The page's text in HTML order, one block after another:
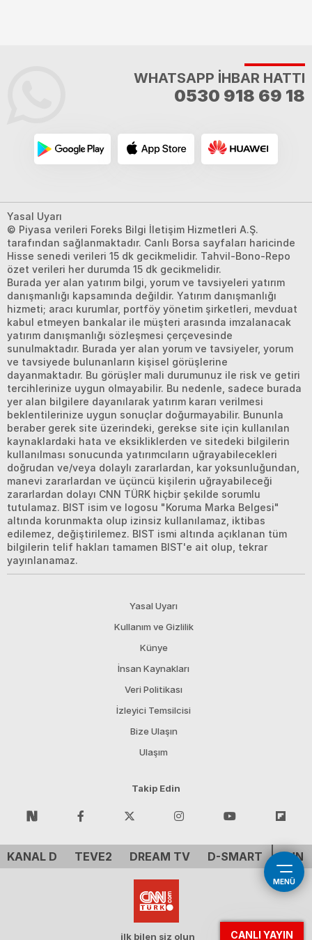
MENÜ
CANLI YAYIN
WHATSAPP İHBAR HATTI
0530 918 69 18
Yasal Uyarı
© Piyasa verileri Foreks Bilgi İletişim Hizmetleri A.Ş.
tarafından sağlanmaktadır. Canlı Borsa sayfaları haricinde
Hisse senedi verileri 15 dk gecikmelidir. Tahvil-Bono-Repo
özet verileri her durumda 15 dk gecikmelidir.
Burada yer alan yatırım bilgi, yorum ve tavsiyeleri yatırım
danışmanlığı kapsamında değildir. Yatırım danışmanlığı
hizmeti; aracı kurumlar, portföy yönetim şirketleri, mevduat
kabul etmeyen bankalar ile müşteri arasında imzalanacak
yatırım danışmanlığı sözleşmesi çerçevesinde
sunulmaktadır. Burada yer alan yorum ve tavsiyeler, yorum
ve tavsiyede bulunanların kişisel görüşlerine
dayanmaktadır. Bu görüşler mali durumunuz ile risk ve getiri
tercihlerinize uygun olmayabilir. Bu nedenle, sadece burada
yer alan bilgilere dayanılarak yatırım kararı verilmesi
beklentilerinize uygun sonuçlar doğurmayabilir. Bununla
beraber gerek site üzerindeki, gerekse site için kullanılan
kaynaklardaki hata ve eksikliklerden ve sitedeki bilgilerin
kullanılması sonucunda yatırımcıların uğrayabilecekleri
doğrudan ve/veya dolaylı zararlardan, kar yoksunluğundan,
manevi zararlardan ve üçüncü kişilerin uğrayabileceği
zararlardan dolayı CNN TÜRK hiçbir şekilde sorumlu
tutulamaz. BIST isim ve logosu "Koruma Marka Belgesi"
altında korunmakta olup izinsiz kullanılamaz, iktibas
edilemez, değiştirilemez. BIST ismi altında açıklanan tüm
bilgilerin telif hakları tamamen BIST'e ait olup, tekrar
yayınlanamaz.
Yasal Uyarı
Kullanım ve Gizlilik
Künye
İnsan Kaynakları
Veri Politikası
İzleyici Temsilcisi
Bize Ulaşın
Ulaşım
Takip Edin
KANAL D TEVE2 DREAM TV D-SMART CNN
ilk bilen siz olun